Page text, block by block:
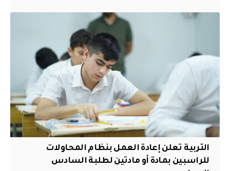
التربية تعلن إعادة العمل بنظام المحاولات
للراسبين بمادة أو مادتين لطلبة السادس